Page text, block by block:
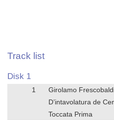
Track list
Disk 1
1
Girolamo
D’intavolatura de
Toccata Prima